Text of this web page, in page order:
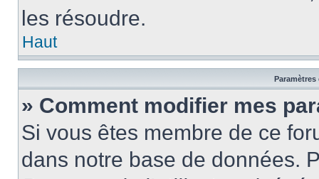
les résoudre.
Haut
Paramètres
» Comment modifier mes
Si vous êtes membre de ce
dans notre base de données.